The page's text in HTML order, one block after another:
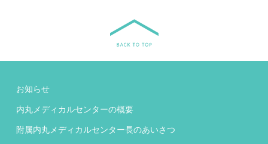
お知らせ
内丸メディカルセンターの概要
附属内丸メディカルセンター長のあいさつ